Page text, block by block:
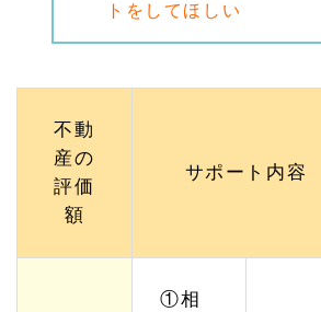
トをしてほしい
不動
産の
評価
額
サポート内容
①相